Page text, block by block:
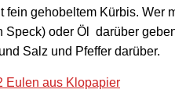
fein gehobeltem Kürbis. Wer
Speck) oder Öl darüber
Salz und Pfeffer darüber.